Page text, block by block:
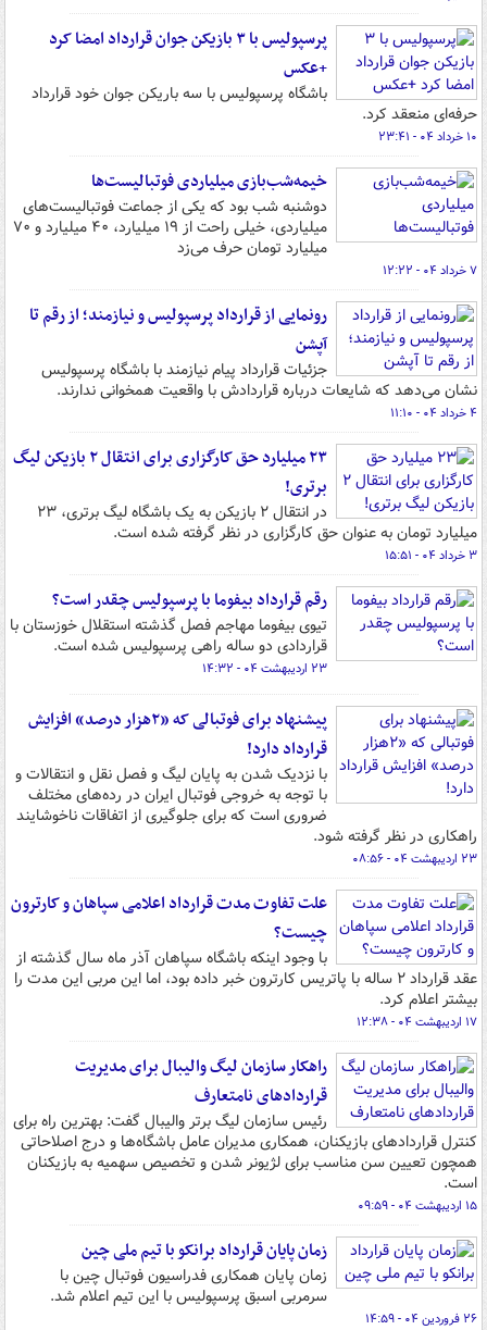
پرسپولیس با ۳ بازیکن جوان قرارداد امضا کرد
+عکس
باشگاه پرسپولیس با سه باریکن جوان خود قرارداد
حرفه‌ای منعقد کرد.
۱۰ خرداد ۰۴ - ۲۳:۴۱
خیمه‌شب‌بازی میلیاردی فوتبالیست‌ها
دوشنبه شب بود که یکی از جماعت فوتبالیست‌های
میلیاردی، خیلی راحت از ۱۹ میلیارد، ۴۰ میلیارد و ۷۰
میلیارد تومان حرف می‌زد
۷ خرداد ۰۴ - ۱۲:۲۲
رونمایی از قرارداد پرسپولیس و نیازمند؛ از رقم تا
آپشن
جزئیات قرارداد پیام نیازمند با باشگاه پرسپولیس
نشان می‌دهد که شایعات درباره قراردادش با واقعیت همخوانی ندارند.
۴ خرداد ۰۴ - ۱۱:۱۰
۲۳ میلیارد حق کارگزاری برای انتقال ۲ بازیکن لیگ
برتری!
در انتقال ۲ بازیکن به یک باشگاه لیگ برتری، ۲۳
میلیارد تومان به عنوان حق کارگزاری در نظر گرفته شده است.
۳ خرداد ۰۴ - ۱۵:۵۱
رقم قرارداد بیفوما با پرسپولیس چقدر است؟
تیوی بیفوما مهاجم فصل گذشته استقلال خوزستان با
قراردادی دو ساله راهی پرسپولیس شده است.
۲۳ اردیبهشت ۰۴ - ۱۴:۳۲
پیشنهاد برای فوتبالی که «۲هزار درصد» افزایش
قرارداد دارد!
با نزدیک شدن به پایان لیگ و فصل نقل و انتقالات و
با توجه به خروجی فوتبال ایران در رده‌های مختلف
ضروری است که برای جلوگیری از اتفاقات ناخوشایند
راهکاری در نظر گرفته شود.
۲۳ اردیبهشت ۰۴ - ۰۸:۵۶
علت تفاوت مدت قرارداد اعلامی سپاهان و کارترون
چیست؟
با وجود اینکه باشگاه سپاهان آذر ماه سال گذشته از
عقد قرارداد ۲ ساله با پاتریس کارترون خبر داده بود، اما این مربی این مدت را
بیشتر اعلام کرد.
۱۷ اردیبهشت ۰۴ - ۱۲:۳۸
راهکار سازمان لیگ والیبال برای مدیریت
قراردادهای نامتعارف
رئیس سازمان لیگ برتر والیبال گفت: بهترین راه برای
کنترل قراردادهای بازیکنان، همکاری مدیران عامل باشگاه‌ها و درج اصلاحاتی
همچون تعیین سن مناسب برای لژیونر شدن و تخصیص سهمیه به بازیکنان
است.
۱۵ اردیبهشت ۰۴ - ۰۹:۵۹
زمان پایان قرارداد برانکو با تیم ملی چین
زمان پایان همکاری فدراسیون فوتبال چین با
سرمربی اسبق پرسپولیس با این تیم اعلام شد.
۲۶ فروردین ۰۴ - ۱۴:۵۹